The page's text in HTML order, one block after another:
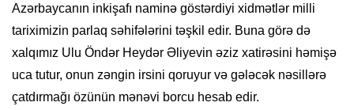
Azərbaycanın inkişafı naminə göstərdiyi xidmətlər milli
tariximizin parlaq səhifələrini təşkil edir. Buna görə də
xalqımız Ulu Öndər Heydər Əliyevin əziz xatirəsini həmişə
uca tutur, onun zəngin irsini qoruyur və gələcək nəsillərə
çatdırmağı özünün mənəvi borcu hesab edir.